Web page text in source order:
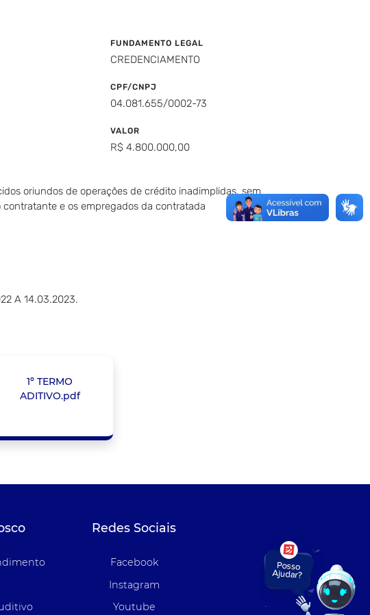
FUNDAMENTO LEGAL
CREDENCIAMENTO
CPF/CNPJ
04.081.655/0002-73
VALOR
R$ 4.800.000,00
oriundos de operações de crédito inadimplidas, sem
e os empregados da contratada
A 14.03.2023.
1º TERMO
ADITIVO.pdf
Redes Sociais
Facebook
Instagram
Youtube